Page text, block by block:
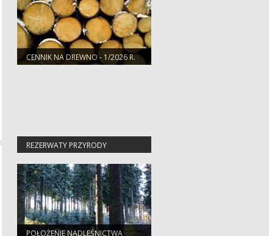
CENNIK NA DREWNO - 1/2026 R.
REZERWATY PRZYRODY
POŁOŻENIE NADLEŚNICTWA